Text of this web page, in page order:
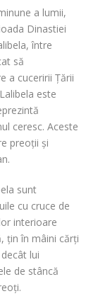
a lumii,
Dinastiei
între
să
a cuceririi Ţării
este
ceresc. Aceste
preoții și
sunt
cu cruce de
interioare
ţin în mâini cărţi
lui
de stâncă